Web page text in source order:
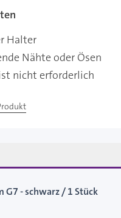
Halter
Nähte oder Ösen
nicht erforderlich
- schwarz / 1 Stück